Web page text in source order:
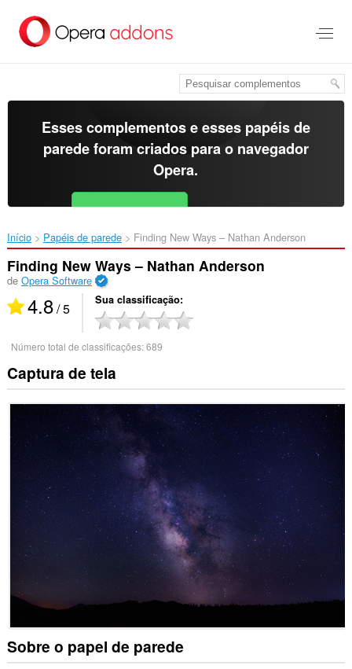
para
Esses complementos e esses papéis de
parede foram criados para o navegador
Opera.
Baixar o Opera Free for Android
Início Papéis de parede Finding New Ways – Nathan Anderson‎
Finding New Ways – Nathan Anderson
de Opera Software
4.8/ 5 Sua classificação
Número total de classificações:689
Captura de tela
Sobre o papel de parede